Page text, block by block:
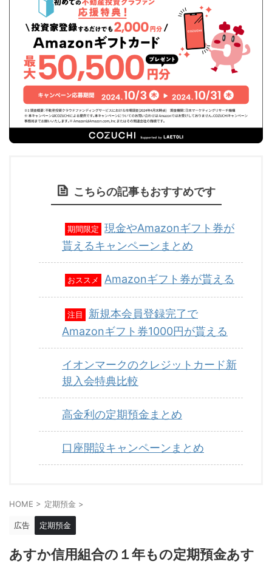
こちらの記事もおすすめです
期間限定
現金やAmazonギフト券が
貰えるキャンペーンまとめ
おススメ Amazonギフト券が貰える
注目
新規本会員登録完了で
Amazonギフト券1000円が貰える
イオンマークのクレジットカード新
規入会特典比較
高金利の定期預金まとめ
口座開設キャンペーンまとめ
HOME > 定期預金 >
広告 定期預金
あすか信用組合の１年もの定期預金あす